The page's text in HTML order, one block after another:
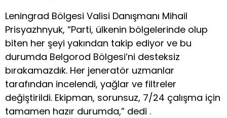
Leningrad Bölgesi Valisi Danışmanı Mihail
Prisyazhnyuk, “Parti, ülkenin bölgelerinde olup
biten her şeyi yakından takip ediyor ve bu
durumda Belgorod Bölgesi’ni desteksiz
bırakamazdık. Her jeneratör uzmanlar
tarafından incelendi, yağlar ve filtreler
değiştirildi. Ekipman, sorunsuz, 7/24 çalışma için
tamamen hazır durumda,” dedi .